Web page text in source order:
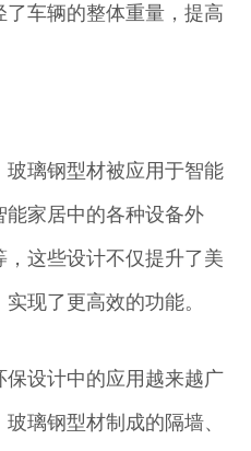
车辆的整体重量，提高
璃钢型材被应用于智能
家居中的各种设备外
这些设计不仅提升了美
现了更高效的功能。
设计中的应用越来越广
璃钢型材制成的隔墙、